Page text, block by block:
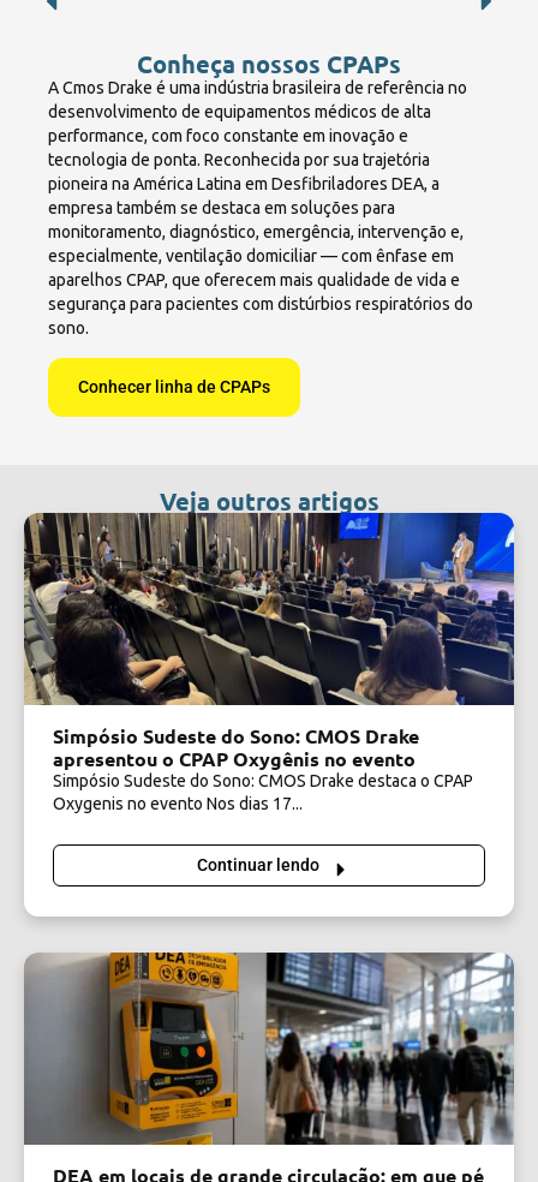
Conheça nossos CPAPs
A Cmos Drake é uma indústria brasileira de referência no
desenvolvimento de equipamentos médicos de alta
performance, com foco constante em inovação e
tecnologia de ponta. Reconhecida por sua trajetória
pioneira na América Latina em Desfibriladores DEA, a
empresa também se destaca em soluções para
monitoramento, diagnóstico, emergência, intervenção e,
especialmente, ventilação domiciliar — com ênfase em
aparelhos CPAP, que oferecem mais qualidade de vida e
segurança para pacientes com distúrbios respiratórios do
sono.
Conhecer linha de CPAPs
Veja outros artigos
Simpósio Sudeste do Sono: CMOS Drake
apresentou o CPAP Oxygênis no evento
Simpósio Sudeste do Sono: CMOS Drake destaca o CPAP
Oxygenis no evento Nos dias 17...
Continuar lendo
DEA em locais de grande circulação: em que pé